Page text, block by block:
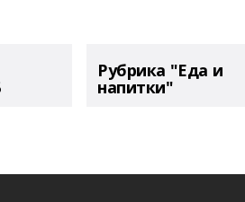
Рубрика "Еда и
напитки"